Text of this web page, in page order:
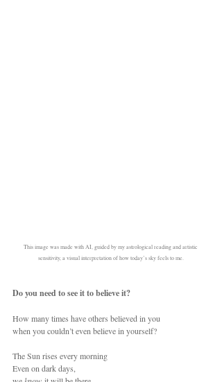
This image was made with AI, guided by my astrological reading and artistic
sensitivity, a visual interpretation of how today’s sky feels to me.
Do you need to see it to believe it?
How many times have others believed in you
when you couldn’t even believe in yourself?
The Sun rises every morning
Even on dark days,